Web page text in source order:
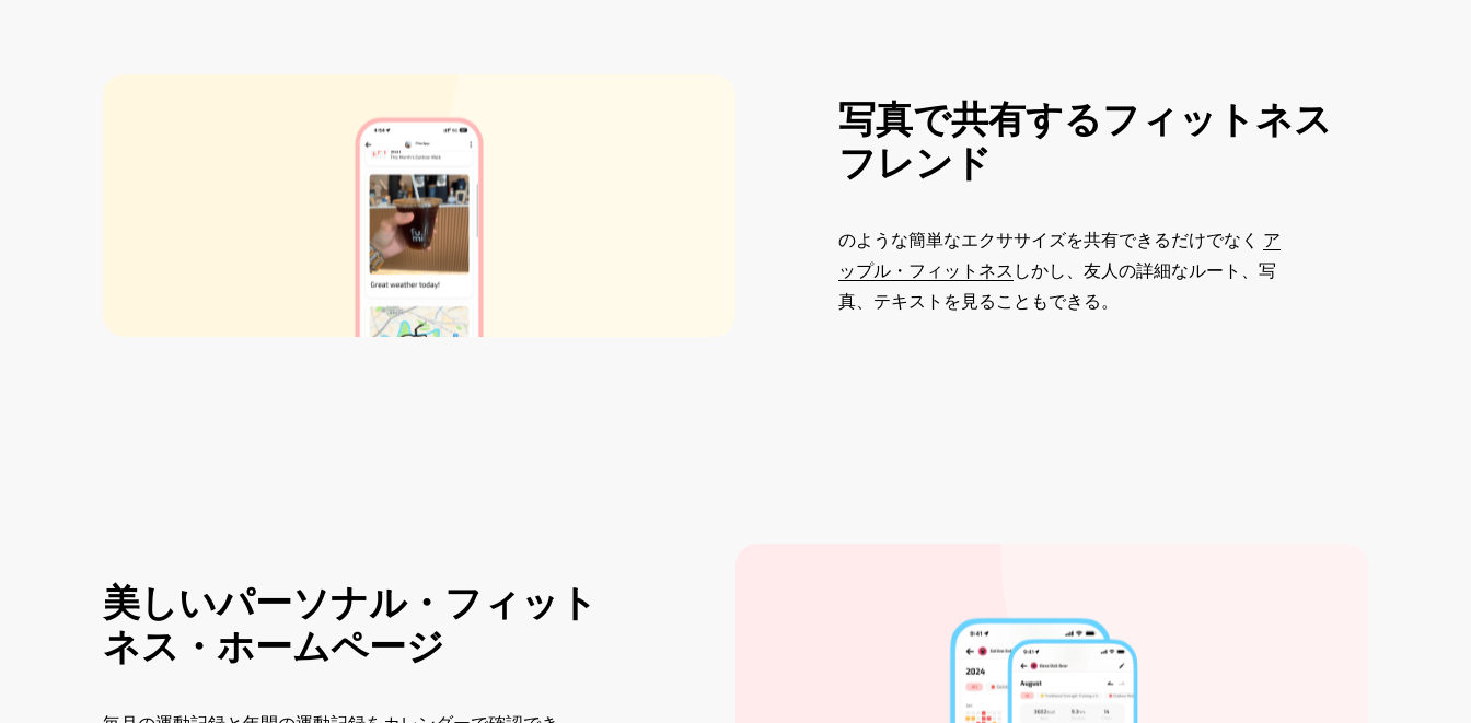
写真で共有するフィットネス
フレンド
のような簡単なエクササイズを共有できるだけでなく ア
ップル・フィットネス しかし、友人の詳細なルート、写
真、テキストを見ることもできる。
美しいパーソナル・フィット
ネス・ホームページ